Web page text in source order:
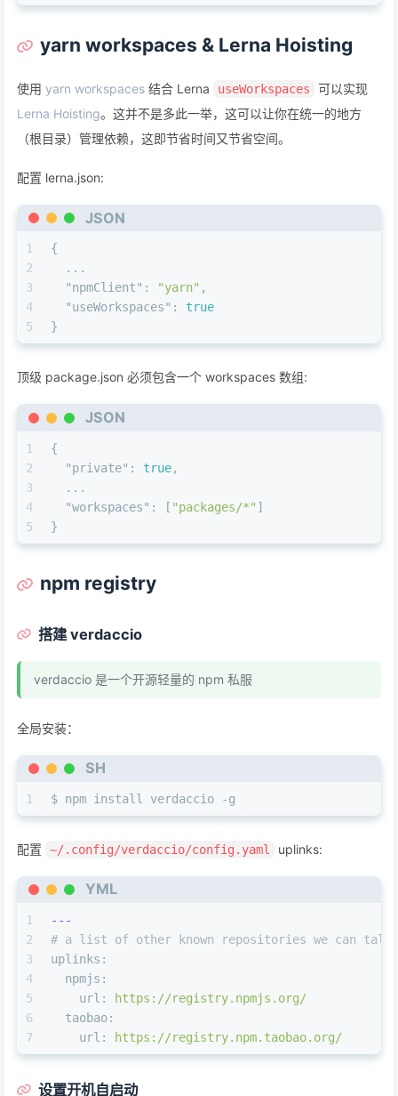
yarn workspaces & Lerna Hoisting
使用 yarn workspaces 结合 Lerna useWorkspaces
可以实现
Lerna Hoisting。这并不是多此一举，这可以让你在统一的地方
（根目录）管理依赖，这即节省时间又节省空间。
配置 lerna.json:
JSON
1
2
3
4
5
{
  ...
"npmClient" : "yarn" ,
"useWorkspaces" :
true
}
顶级 package.json 必须包含一个 workspaces 数组:
JSON
1
2
3
4
5
{
"private" : true,
  ...
"workspaces" : [ "packages/*" ]
}
npm registry
搭建 verdaccio
verdaccio 是一个开源轻量的 npm 私服
全局安装：
SH
1 $ npm install verdaccio -g
配置 ~/.config/verdaccio/config.yaml uplinks:
YML
1
2
3
4
5
6
7
---
# a list of other known repositories we can talk
uplinks:
npmjs:
url:
https://registry.npmjs.org/
taobao:
url:
https://registry.npm.taobao.org/
设置开机自启动